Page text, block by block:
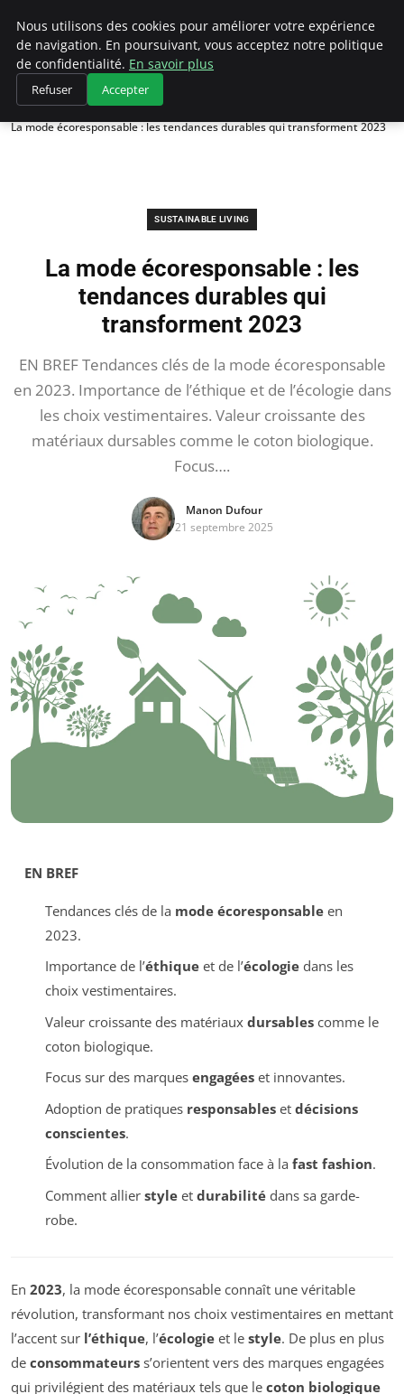
Climategatecountryclub.com
Accueil
Sustainable Living
La mode écoresponsable : les tendances durables qui transforment 2023
SUSTAINABLE LIVING
La mode écoresponsable : les
tendances durables qui
transforment 2023
EN BREF Tendances clés de la mode écoresponsable
en 2023. Importance de l’éthique et de l’écologie dans
les choix vestimentaires. Valeur croissante des
matériaux dursables comme le coton biologique.
Focus….
Manon Dufour
21 septembre 2025
EN BREF
Tendances clés de la mode écoresponsableen
2023.
Importance de l’éthiqueet de l’écologiedans les
choix vestimentaires.
Valeur croissante des matériaux dursablescomme le
coton biologique.
Focus sur des marques engagéeset innovantes.
Adoption de pratiques responsableset décisions
conscientes.
Évolution de la consommation face à la fast fashion.
Comment allier styleet durabilitédans sa garde-
robe.
En 2023, la mode écoresponsable connaît une véritable
révolution, transformant nos choix vestimentaires en mettant
l’accent sur l’éthique, l’écologie et le style. De plus en plus
de consommateurs s’orientent vers des marques engagées
qui privilégient des matériaux tels que le coton biologique
Nous utilisons des cookies pour améliorer votre expérience
de navigation. En poursuivant, vous acceptez notre politique
de confidentialité. En savoir plus
Refuser Accepter